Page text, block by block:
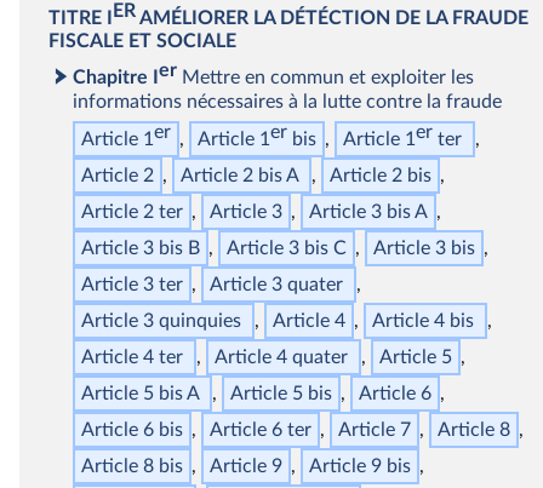
TITRE I ERAMÉLIORER LA DÉTÉCTION DE LA FRAUDE
FISCALE ET SOCIALE
Chapitre I er Mettre en commun et exploiter les
informations nécessaires à la lutte contre la fraude
Article 1 er Article 1 er bis Article 1 er ter
Article 2
Article 2 bisA Article 2 bis
Article 2 ter Article 3 Article 3 bisA
Article 3 bis B Article 3 bis C Article 3 bis
Article 3 ter Article 3 quater
Article 3 quinquies Article 4 Article 4 bis
Article 4 ter Article 4 quater
Article 5
Article 5 bisA Article 5 bis
Article 6
Article 6 bis Article 6 ter Article 7
Article 8
Article 8 bis Article 9 Article 9 bis